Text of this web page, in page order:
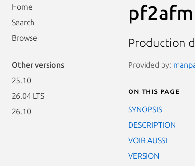
Home
Search
Browse
Other versions
25.10
26.04 LTS
26.10
pf2afm
Production
Provided by:
On this page
SYNOPSIS
DESCRIPTION
VOIR AUSSI
VERSION